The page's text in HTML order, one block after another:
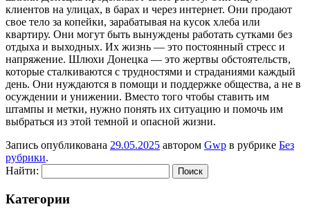
клиентов на улицах, в барах и через интернет. Они продают
свое тело за копейки, зарабатывая на кусок хлеба или
квартиру. Они могут быть вынуждены работать сутками без
отдыха и выходных. Их жизнь — это постоянный стресс и
напряжение. Шлюхи Донецка — это жертвы обстоятельств,
которые сталкиваются с трудностями и страданиями каждый
день. Они нуждаются в помощи и поддержке общества, а не в
осуждении и унижении. Вместо того чтобы ставить им
штампы и метки, нужно понять их ситуацию и помочь им
выбраться из этой темной и опасной жизни.
Запись опубликована 29.05.2025 автором Gwp в рубрике Без
рубрики.
Найти:
Категории